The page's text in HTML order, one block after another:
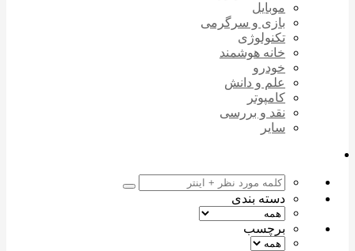
موبایل
بازی و سرگرمی
تکنولوژی
خانه هوشمند
خودرو
علم و دانش
کامپوتر
نقد و بررسی
سایر
دسته بندی
برچسب